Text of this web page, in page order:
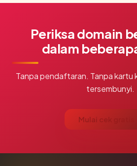
Periksa domain
dalam
Tanpa pendaftaran. Tanpa kartu
tersembunyi.
Mulai cek gratis